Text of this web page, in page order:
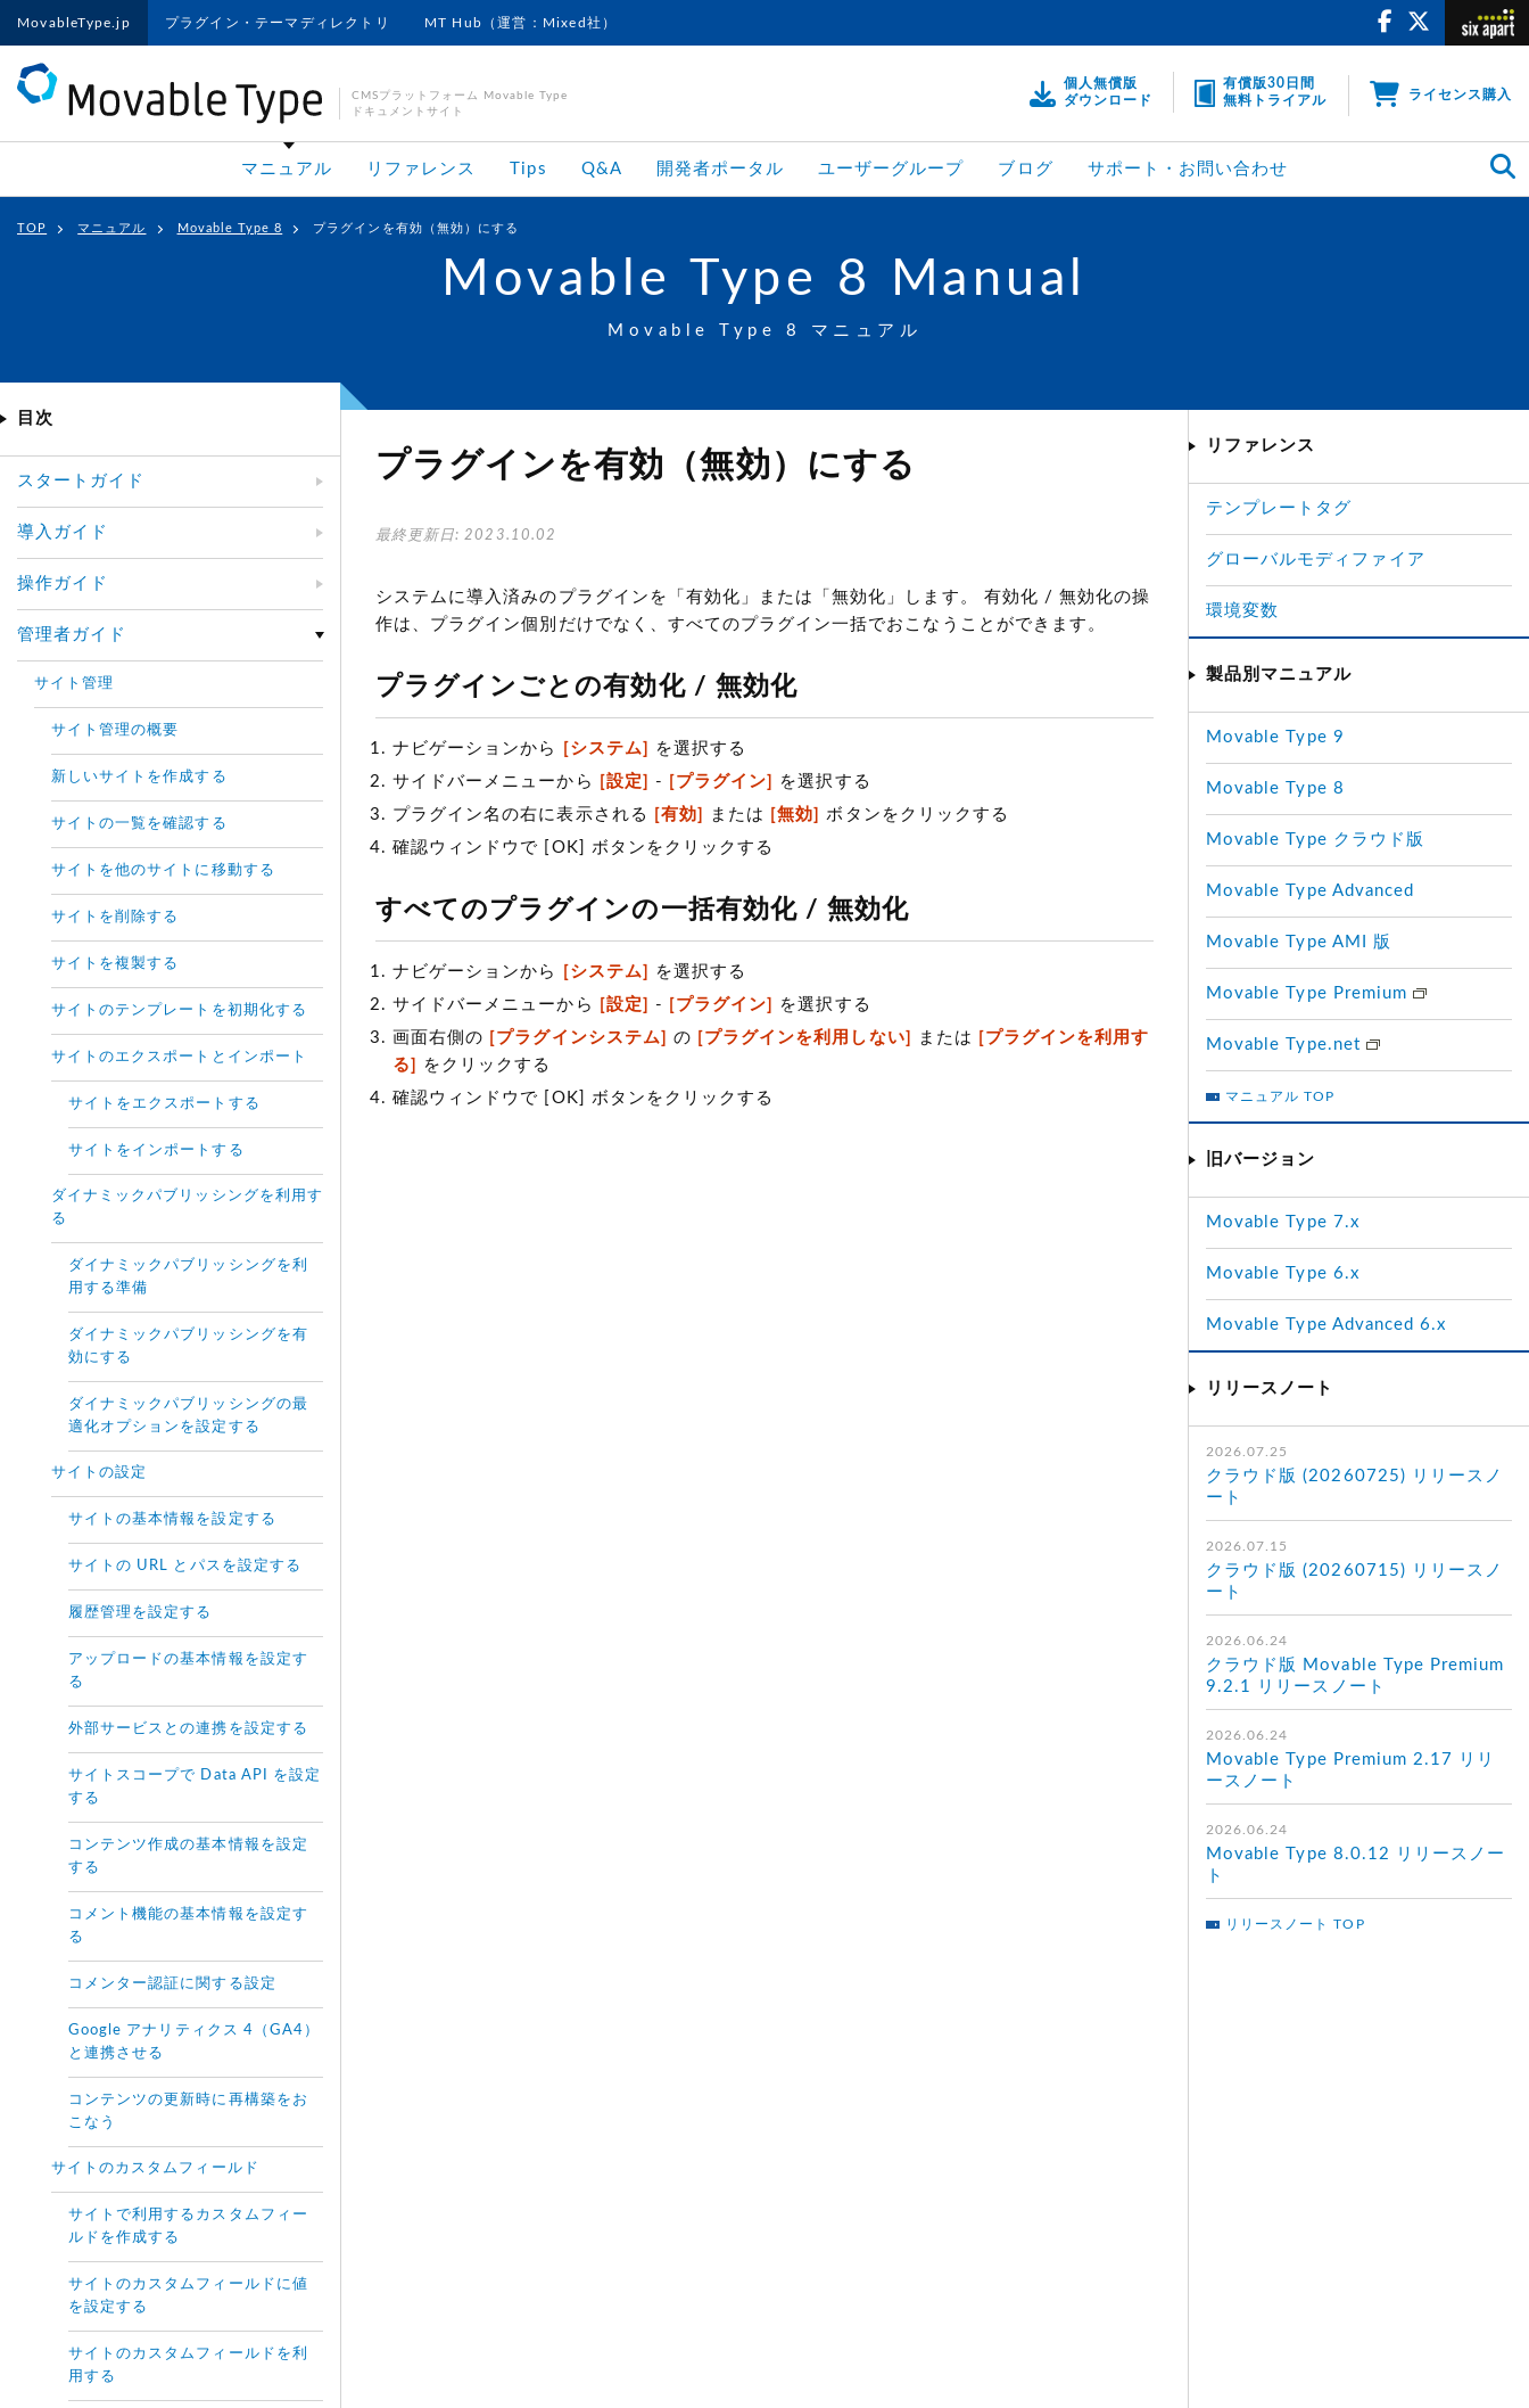
MovableType.jp プラグイン・テーマディレクトリ MT Hub（運営：Mixed社）
CMSプラットフォーム Movable Type
ドキュメントサイト
個人無償版
ダウンロード
有償版30日間
無料トライアル
ライセンス購入
マニュアル リファレンス Tips Q&A 開発者ポータル ユーザーグループ ブログ サポート・お問い合わせ
TOP マニュアル Movable Type 8 プラグインを有効（無効）にする
Movable Type 8 Manual
Movable Type 8 マニュアル
プラグインを有効（無効）にする
最終更新日: 2023.10.02
システムに導入済みのプラグインを「有効化」または「無効化」します。 有効化 / 無効化の操
作は、プラグイン個別だけでなく、すべてのプラグイン一括でおこなうことができます。
プラグインごとの有効化 / 無効化
ナビゲーションから [システム]
を選択する
サイドバーメニューから
[設定] - [プラグイン]
を選択する
プラグイン名の右に表示される
[有効] または [無効] ボタンをクリックする
確認ウィンドウで [OK] ボタンをクリックする
すべてのプラグインの一括有効化 / 無効化
ナビゲーションから [システム]
を選択する
サイドバーメニューから
[設定] - [プラグイン]
を選択する
画面右側の [プラグインシステム] の [プラグインを利用しない] または
[プラグインを利用す
る]
をクリックする
確認ウィンドウで [OK] ボタンをクリックする
目次
スタートガイド
導入ガイド
操作ガイド
管理者ガイド
サイト管理
サイト管理の概要
新しいサイトを作成する
サイトの一覧を確認する
サイトを他のサイトに移動する
サイトを削除する
サイトを複製する
サイトのテンプレートを初期化する
サイトのエクスポートとインポート
サイトをエクスポートする
サイトをインポートする
ダイナミックパブリッシングを利用す
る
ダイナミックパブリッシングを利
用する準備
ダイナミックパブリッシングを有
効にする
ダイナミックパブリッシングの最
適化オプションを設定する
サイトの設定
サイトの基本情報を設定する
サイトの URL とパスを設定する
履歴管理を設定する
アップロードの基本情報を設定す
る
外部サービスとの連携を設定する
サイトスコープで Data API を設定
する
コンテンツ作成の基本情報を設定
する
コメント機能の基本情報を設定す
る
コメンター認証に関する設定
Google アナリティクス 4（GA4）
と連携させる
コンテンツの更新時に再構築をお
こなう
サイトのカスタムフィールド
サイトで利用するカスタムフィー
ルドを作成する
サイトのカスタムフィールドに値
を設定する
サイトのカスタムフィールドを利
用する
リファレンス
テンプレートタグ
グローバルモディファイア
環境変数
製品別マニュアル
Movable Type 9
Movable Type 8
Movable Type クラウド版
Movable Type Advanced
Movable Type AMI 版
Movable Type Premium
Movable Type.net
マニュアル TOP
旧バージョン
Movable Type 7.x
Movable Type 6.x
Movable Type Advanced 6.x
リリースノート
2026.07.25
クラウド版 (20260725) リリースノ
ート
2026.07.15
クラウド版 (20260715) リリースノ
ート
2026.06.24
クラウド版 Movable Type Premium
9.2.1 リリースノート
2026.06.24
Movable Type Premium 2.17 リリ
ースノート
2026.06.24
Movable Type 8.0.12 リリースノー
ト
リリースノート TOP